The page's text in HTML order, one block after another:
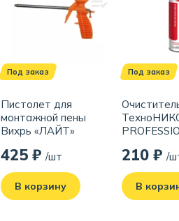
Под заказ
Пистолет для
монтажной пены
Вихрь «ЛАЙТ»
425 ₽ /шт
В корзину
Под заказ
210 ₽ /
В